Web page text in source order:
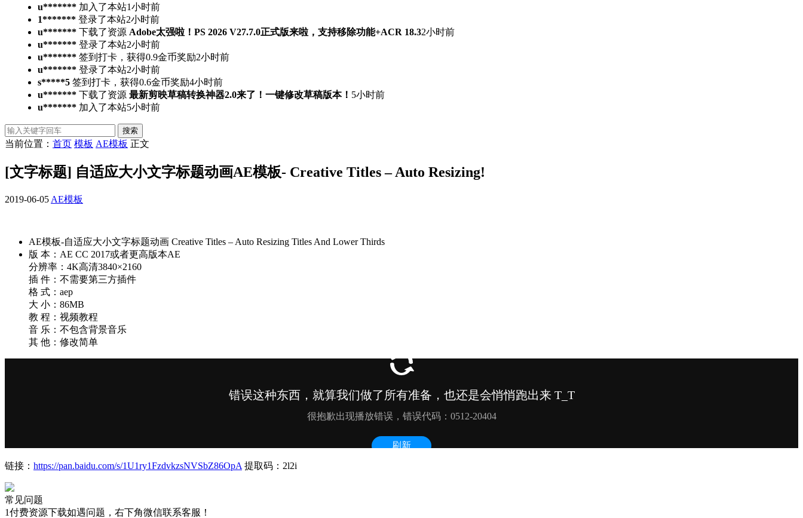
u******* 加入了本站1小时前
1******* 登录了本站2小时前
u******* 下载了资源 Adobe太强啦！PS 2026 V27.7.0正式版来啦，支持移除功能+ACR 18.32小时前
u******* 登录了本站2小时前
u******* 签到打卡，获得0.9金币奖励2小时前
u******* 登录了本站2小时前
s*****5 签到打卡，获得0.6金币奖励4小时前
u******* 下载了资源 最新剪映草稿转换神器2.0来了！一键修改草稿版本！ 5小时前
u******* 加入了本站5小时前
搜索
当前位置： 首页 模板 AE模板 正文
[文字标题] 自适应大小文字标题动画AE模板- Creative Titles – Auto Resizing!
2019-06-05 AE模板
AE模板-自适应大小文字标题动画 Creative Titles – Auto Resizing Titles And Lower Thirds
版 本：AE CC 2017或者更高版本AE
分辨率：4K高清3840×2160
插 件：不需要第三方插件
格 式：aep
大 小：86MB
教 程：视频教程
音 乐：不包含背景音乐
其 他：修改简单
链接： https://pan.baidu.com/s/1U1ry1FzdvkzsNVSbZ86OpA 提取码：2l2i
常见问题
1付费资源下载如遇问题，右下角微信联系客服！